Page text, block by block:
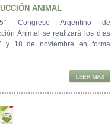
ANIMAL
Congreso Argentino de
Animal se realizará los días
y 18 de noviembre en forma